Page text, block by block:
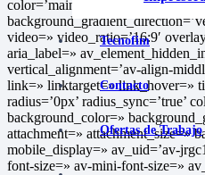
Tecnofim
Contacto
Ofertas de Trabajo
color=’main_color’
video=» video_ratio=’16:9′
aria_label=»
vertical_alignment=’av-align-
link=» linktarget=» link_hover=»
radius=’0px’ radius_sync=’true’
background_color=»
attachment=» attachment_size=»
mobile_display=» av_uid=’av-
font-size=» av-mini-font-size=»